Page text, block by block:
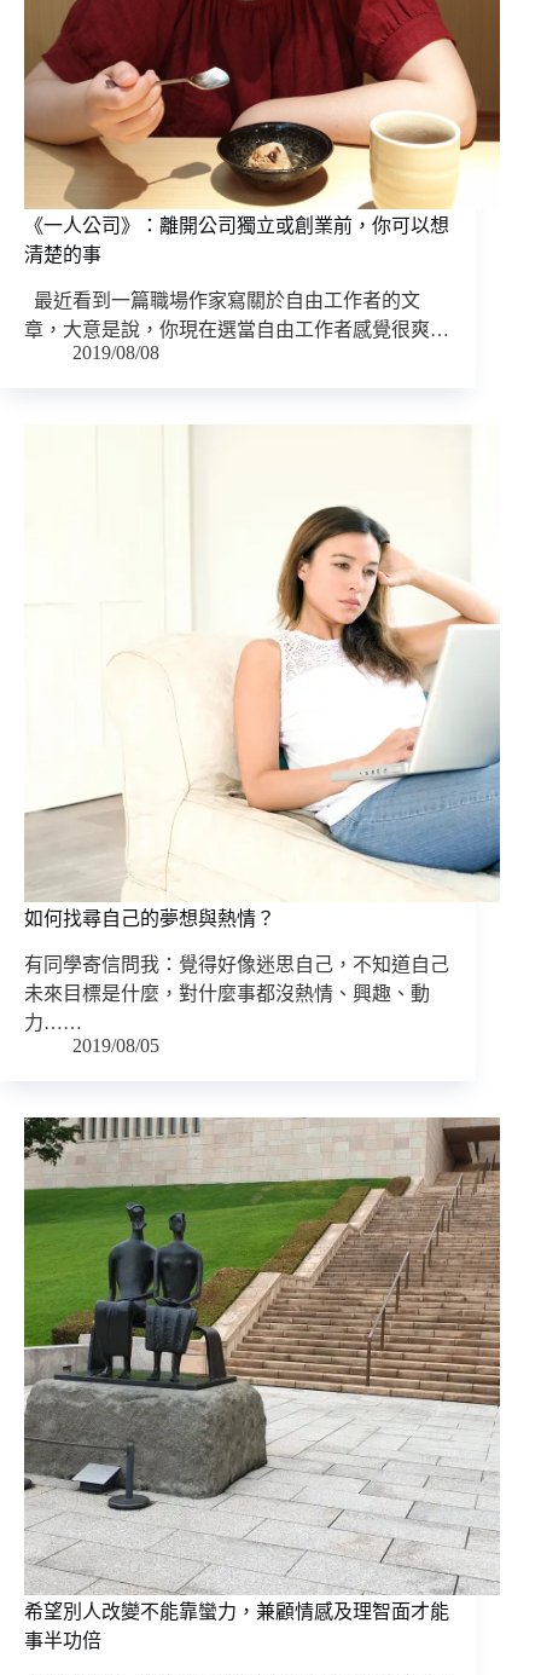
《一人公司》：離開公司獨立或創業前，你可以想
清楚的事
最近看到一篇職場作家寫關於自由工作者的文
章，大意是說，你現在選當自由工作者感覺很爽…
2019/08/08
如何找尋自己的夢想與熱情？
有同學寄信問我：覺得好像迷思自己，不知道自己
未來目標是什麼，對什麼事都沒熱情、興趣、動
力……
2019/08/05
希望別人改變不能靠蠻力，兼顧情感及理智面才能
事半功倍